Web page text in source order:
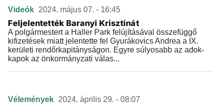
Videók 2024. május 07. - 16:45
Feljelentették Baranyi Krisztinát
A polgármestert a Haller Park felújításával összefüggő
kifizetések miatt jelentette fel Gyurákovics Andrea a IX.
kerületi rendőrkapitányságon. Egyre súlyosabb az adok-
kapok az önkormányzati válas...
Vélemények 2024. április 29. - 08:07